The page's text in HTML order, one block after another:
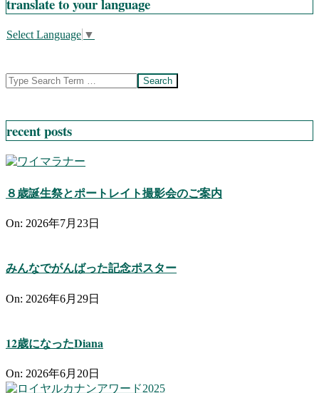
Select Language ▼
Search
recent posts
８歳誕生祭とポートレイト撮影会のご案内
On: 2026年7月23日
みんなでがんばった記念ポスター
On: 2026年6月29日
12歳になったDiana
On: 2026年6月20日